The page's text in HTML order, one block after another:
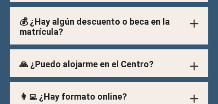
💰 ¿Hay algún descuento o beca en la
matrícula?
🙏 ¿Puedo alojarme en el Centro?
👩‍💻 ¿Hay formato online?